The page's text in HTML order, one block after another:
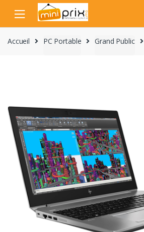
navigation
content
Accueil PC Portable Grand Public